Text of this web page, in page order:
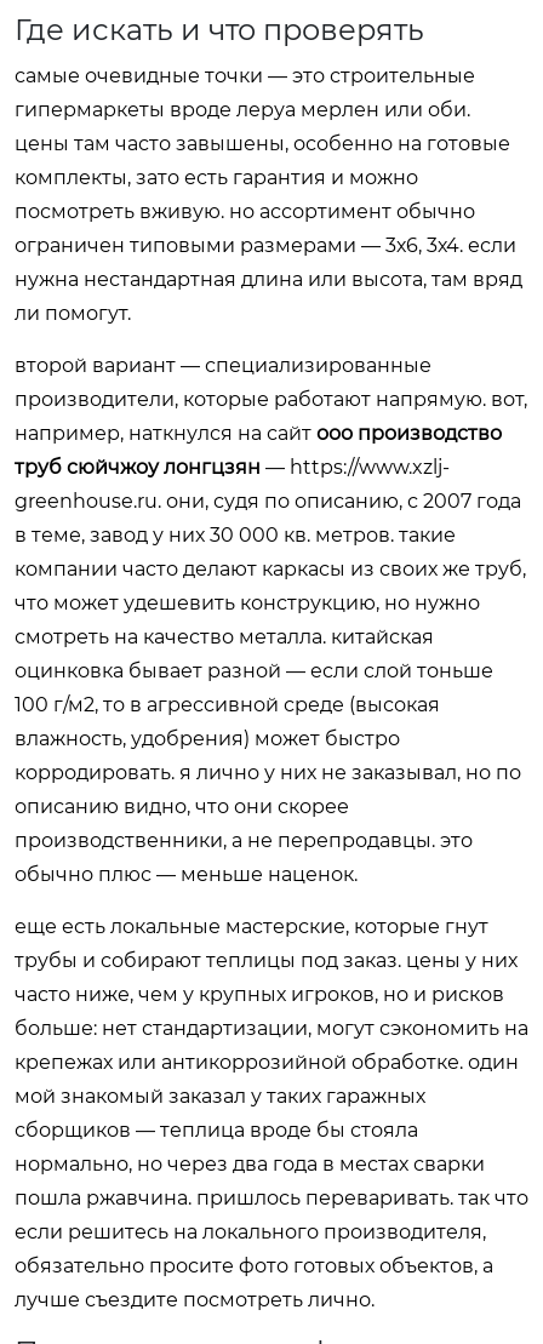
Где искать и что проверять
самые очевидные точки — это строительные
гипермаркеты вроде леруа мерлен или оби.
цены там часто завышены, особенно на готовые
комплекты, зато есть гарантия и можно
посмотреть вживую. но ассортимент обычно
ограничен типовыми размерами — 3х6, 3х4. если
нужна нестандартная длина или высота, там вряд
ли помогут.
второй вариант — специализированные
производители, которые работают напрямую. вот,
например, наткнулся на сайт ооо производство
труб сюйчжоу лонгцзян — https://www.xzlj-
greenhouse.ru. они, судя по описанию, с 2007 года
в теме, завод у них 30 000 кв. метров. такие
компании часто делают каркасы из своих же труб,
что может удешевить конструкцию, но нужно
смотреть на качество металла. китайская
оцинковка бывает разной — если слой тоньше
100 г/м2, то в агрессивной среде (высокая
влажность, удобрения) может быстро
корродировать. я лично у них не заказывал, но по
описанию видно, что они скорее
производственники, а не перепродавцы. это
обычно плюс — меньше наценок.
еще есть локальные мастерские, которые гнут
трубы и собирают теплицы под заказ. цены у них
часто ниже, чем у крупных игроков, но и рисков
больше: нет стандартизации, могут сэкономить на
крепежах или антикоррозийной обработке. один
мой знакомый заказал у таких гаражных
сборщиков — теплица вроде бы стояла
нормально, но через два года в местах сварки
пошла ржавчина. пришлось переваривать. так что
если решитесь на локального производителя,
обязательно просите фото готовых объектов, а
лучше съездите посмотреть лично.